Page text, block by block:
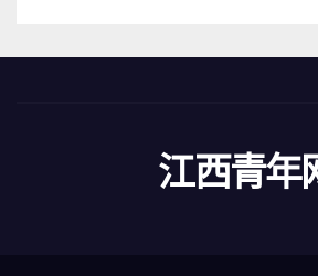
江西青年